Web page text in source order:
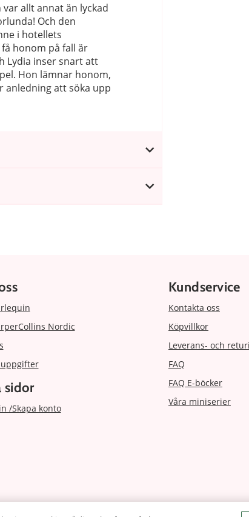
allt annat än lyckad
Och den
i hotellets
honom på fall är
Lydia inser snart att
Hon lämnar honom,
anledning att söka upp
Nordic
sidor
/Skapa konto
Kundservice
Kontakta oss
Köpvillkor
Leverans- och
FAQ
FAQ E-böcker
Våra miniserier